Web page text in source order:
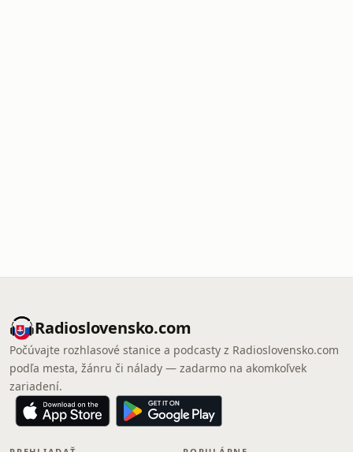
Radioslovensko.com
Počúvajte rozhlasové stanice a podcasty z Radioslovensko.com
podľa mesta, žánru či nálady — zadarmo na akomkoľvek
zariadení.